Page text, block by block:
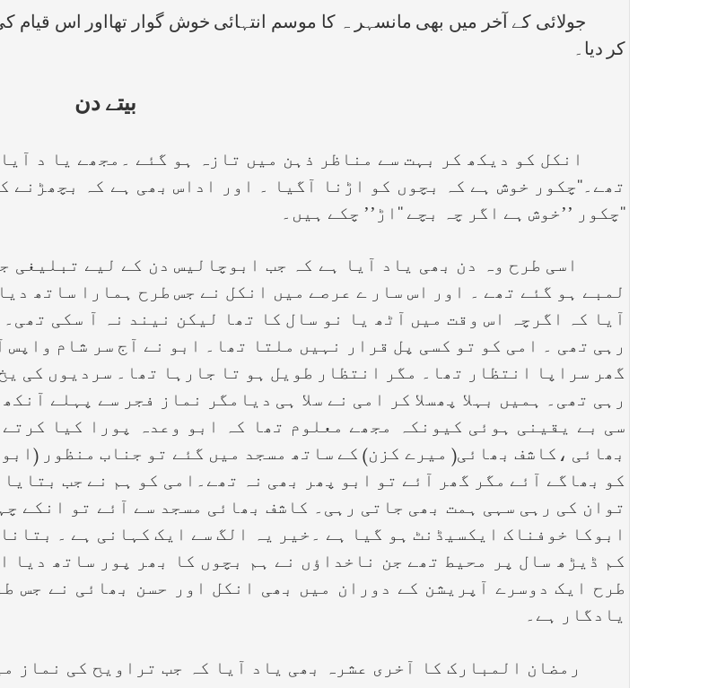
جولائی کے آخر میں بھی مانسہر ہ کا موسم انتہائی خوش گوار تھااور اس قیام
کر دیا۔
بیتے دن
انکل کو دیکھ کر بہت سے مناظر ذہن میں تازہ ہو گئے ۔مجھے یا د آیا
تھے۔‘‘چکور خوش ہے کہ بچوں کو اڑنا آگیا ۔ اور اداس بھی ہے کہ
‘‘چکور ’’خوش ہے اگر چہ بچے ‘‘اڑ’’ چکے ہیں۔
اسی طرح وہ دن بھی یاد آیا ہے کہ جب ابوچالیس دن کے لیے تبلیغی
لمبے ہو گئے تھے ۔ اور اس سار ے عرصے میں انکل نے جس طرح ہمارا ساتھ
آیا کہ اگرچہ اس وقت میں آٹھ یا نو سال کا تھا لیکن نیند نہ آ سکی
رہی تھی ۔ امی کو تو کسی پل قرار نہیں ملتا تھا۔ ابو نے آج سر شام
گھر سراپا انتظار تھا۔ مگر انتظار طویل ہو تا جارہا تھا۔ سردیوں کی
رہی تھی۔ ہمیں بہلا پھسلا کر امی نے سلا ہی دیامگر نماز فجر سے پہلے
سی بے یقینی ہوئی کیونکہ مجھے معلوم تھا کہ ابو وعدہ پورا کیا
بھائی ،کاشف بھائی( میرے کزن) کے ساتھ مسجد میں گئے تو جناب منظور
کو بھاگے آئے مگر گھر آئے تو ابو پھر بھی نہ تھے۔امی کو ہم نے جب
توان کی رہی سہی ہمت بھی جاتی رہی۔ کاشف بھائی مسجد سے آئے تو انکے
ابوکا خوفناک ایکسیڈنٹ ہو گیا ہے ۔خیر یہ الگ سے ایک کہانی ہے ۔
کم ڈیڑھ سال پر محیط تھے جن ناخداؤں نے ہم بچوں کا بھر پور ساتھ
طرح ایک دوسرے آپریشن کے دوران میں بھی انکل اور حسن بھائی نے جس
یادگار ہے۔
رمضان المبارک کا آخری عشرہ بھی یاد آیا کہ جب تراویح کی نماز